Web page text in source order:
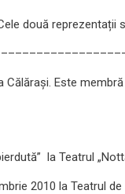
două reprezentații
Călărași. Este
la Teatrul
2010 la Teatrul